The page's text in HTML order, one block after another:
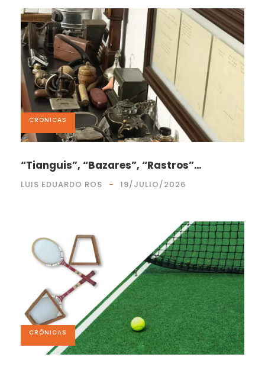
CRÓNICAS
“Tianguis”, “Bazares”, “Rastros”…
LUIS EDUARDO ROS 19/JULIO/2026
CRÓNICAS